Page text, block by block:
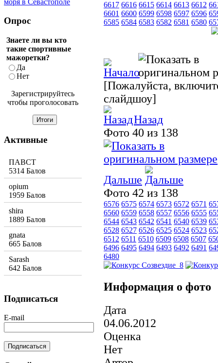
6617 6616 6615 6614 6613 6612
6601 6600 6599 6598 6597 6596
6585 6584 6583 6582 6581 6580
[Пожалуйста,
слайдшоу]
Назад
Фото 40 из 138
Дальше
Фото 42 из 138
6576 6575 6574 6573 6572 6571
6560 6559 6558 6557 6556 6555
6544 6543 6542 6541 6540 6539
6528 6527 6526 6525 6524 6523
6512 6511 6510 6509 6508 6507
6496 6495 6494 6493 6492 6491
6480
Информация о фото
Дата
04.06.2012
Оценка
Нет
Опрос
Знаете ли вы кто
такие спортивные
мажоретки?
Да
Нет
Зарегистрируйтесь
чтобы проголосовать
Активные
ПАВСТ
5314 Балов
opium
1959 Балов
shira
1889 Балов
gnata
665 Балов
Sarash
642 Балов
Подписаться
E-mail